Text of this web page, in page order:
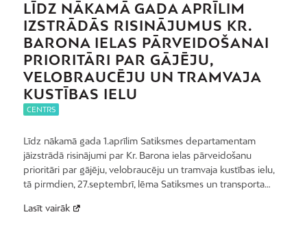
LĪDZ NĀKAMĀ GADA APRĪLIM
IZSTRĀDĀS RISINĀJUMUS KR.
BARONA IELAS PĀRVEIDOŠANAI
PRIORITĀRI PAR GĀJĒJU,
VELOBRAUCĒJU UN TRAMVAJA
KUSTĪBAS IELU
CENTRS
Līdz nākamā gada 1.aprīlim Satiksmes departamentam
jāizstrādā risinājumi par Kr. Barona ielas pārveidošanu
prioritāri par gājēju, velobraucēju un tramvaja kustības ielu,
tā pirmdien, 27.septembrī, lēma Satiksmes un transporta…
Lasīt vairāk